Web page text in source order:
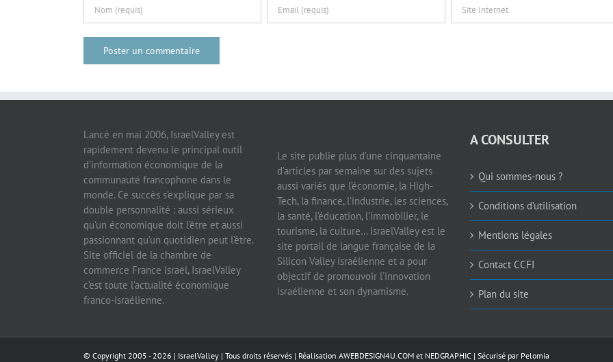
Lancé en mai 2006, IsraelValley est
rapidement devenu le principal outil
d’information économique de la
communauté francophone dans le
monde. Ce succès s’explique par sa
double personnalité : aussi sérieux
qu’un économique doit l’être et aussi
passionnant qu’un quotidien peut l’être.
Site officiel de la chambre de
commerce France Israël, IsraelValley
c’est toute l’actualité économique
franco-israélienne.
Le site publie plus d’une cinquantaine
d’articles par semaine sur des sujets
aussi variés que l’économie, la High-
Tech, la finance, l’industrie, les sciences,
la santé, l’éducation, l’immobilier, le
tourisme, la culture… IsraelValley est le
site portail de langue française de la
Silicon Valley israélienne et a pour
objectif de promouvoir l’innovation
israélienne et son dynamisme.
A CONSULTER
Qui sommes-nous ?
Conditions d’utilisation
Mentions légales
Contact CCFI
Plan du site
© Copyright 2005 - 2026 | IsraelValley | Tous droits réservés | Réalisation AWEBDESIGN4U.COM et NEDGRAPHIC | Sécurisé par Pelomia